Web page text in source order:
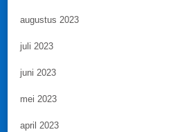
augustus 2023
juli 2023
juni 2023
mei 2023
april 2023